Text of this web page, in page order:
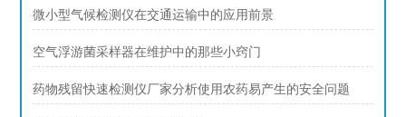
微小型气候检测仪在交通运输中的应用前景
空气浮游菌采样器在维护中的那些小窍门
药物残留快速检测仪厂家分析使用农药易产生的安全问题